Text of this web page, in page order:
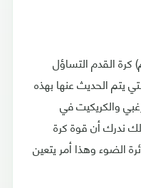
القدم التساؤل
يتم الحديث عنها بهذه
والكريكيت في
ندرك أن قوة كرة
الضوء وهذا أمر يتعين